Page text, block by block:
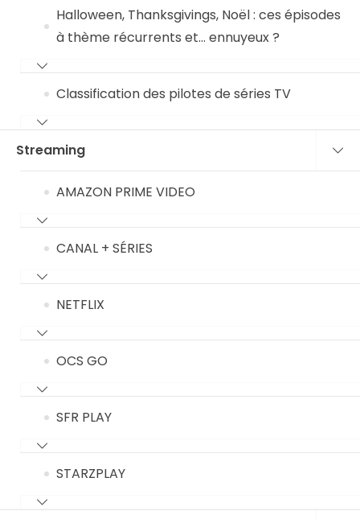
Halloween, Thanksgivings, Noël : ces épisodes
à thème récurrents et… ennuyeux ?
Classification des pilotes de séries TV
Streaming
AMAZON PRIME VIDEO
CANAL + SÉRIES
NETFLIX
OCS GO
SFR PLAY
STARZPLAY